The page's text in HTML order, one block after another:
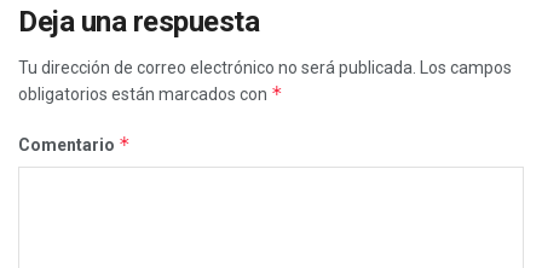
Deja una respuesta
Tu dirección de correo electrónico no será publicada.
Los campos
obligatorios están marcados con *
Comentario *